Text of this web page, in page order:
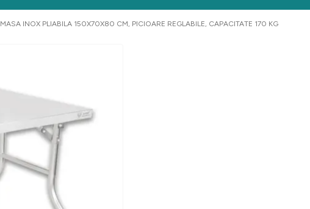
MASA INOX PLIABILA 150X70X80 CM, PICIOARE REGLABILE, CAPACITATE 170 KG